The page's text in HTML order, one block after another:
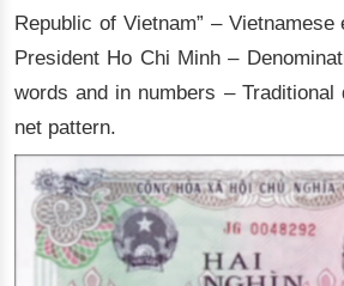
Republic of Vietnam” –
President Ho Chi Minh –
words and in numbers – Traditional
net pattern.